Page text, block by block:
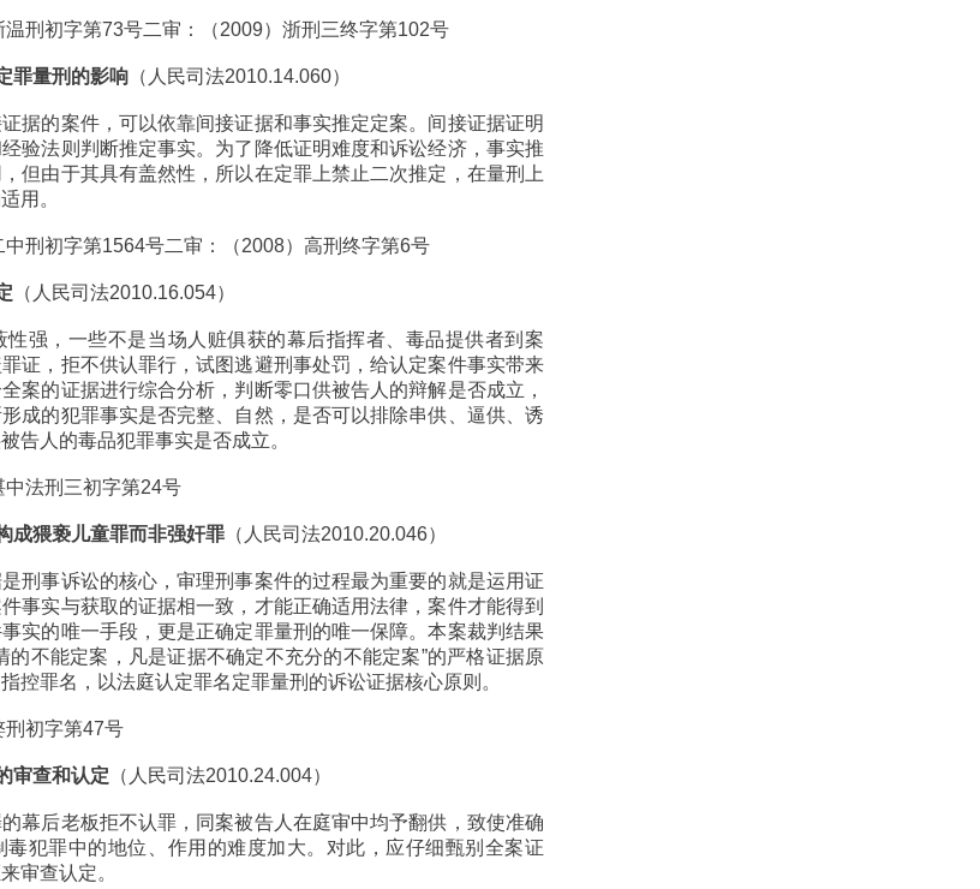
温刑初字第73号二审：（2009）浙刑三终字第102号
罪量刑的影响 （人民司法2010.14.060）
证据的案件，可以依靠间接证据和事实推定定案。间接证据证明
验法则判断推定事实。为了降低证明难度和诉讼经济，事实推
但由于其具有盖然性，所以在定罪上禁止二次推定，在量刑上
用。
中刑初字第1564号二审：（2008）高刑终字第6号
（人民司法2010.16.054）
性强，一些不是当场人赃俱获的幕后指挥者、毒品提供者到案
证，拒不供认罪行，试图逃避刑事处罚，给认定案件事实带来
案的证据进行综合分析，判断零口供被告人的辩解是否成立，
成的犯罪事实是否完整、自然，是否可以排除串供、逼供、诱
告人的毒品犯罪事实是否成立。
中法刑三初字第24号
成猥亵儿童罪而非强奸罪 （人民司法2010.20.046）
是刑事诉讼的核心，审理刑事案件的过程最为重要的就是运用证
事实与获取的证据相一致，才能正确适用法律，案件才能得到
实的唯一手段，更是正确定罪量刑的唯一保障。本案裁判结果
的不能定案，凡是证据不确定不充分的不能定案”的严格证据原
控罪名，以法庭认定罪名定罪量刑的诉讼证据核心原则。
刑初字第47号
审查和认定 （人民司法2010.24.004）
的幕后老板拒不认罪，同案被告人在庭审中均予翻供，致使准确
犯罪中的地位、作用的难度加大。对此，应仔细甄别全案证
审查认定。